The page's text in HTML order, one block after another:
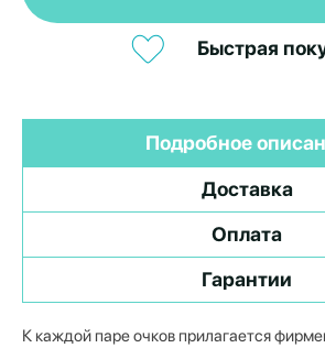
Быстрая
Подробное
Доставка
Оплата
Гарантии
К каждой паре очков прилагается